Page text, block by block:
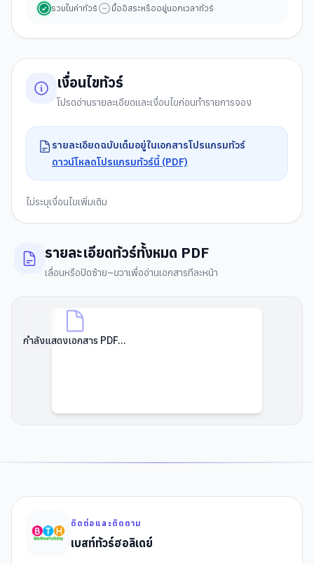
รวมในค่าทัวร์ มื้ออิสระหรืออยู่นอกเวลาทัวร์
เงื่อนไขทัวร์
โปรดอ่านรายละเอียดและเงื่อนไขก่อนทำรายการจอง
รายละเอียดฉบับเต็มอยู่ในเอกสารโปรแกรมทัวร์
ดาวน์โหลดโปรแกรมทัวร์นี้ (PDF)
ไม่ระบุเงื่อนไขเพิ่มเติม
รายละเอียดทัวร์ทั้งหมด PDF
เลื่อนหรือปัดซ้าย–ขวาเพื่ออ่านเอกสารทีละหน้า
กำลังแสดงเอกสาร PDF...
ติดต่อและติดตาม
เบสท์ทัวร์ฮอลิเดย์